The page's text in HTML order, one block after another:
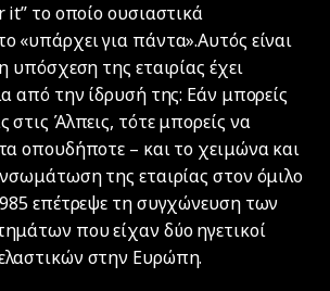
το οποίο ουσιαστικά
«υπάρχει για πάντα».Αυτός είναι
υπόσχεση της εταιρίας έχει
από την ίδρυσή της: Εάν μπορείς
στις Άλπεις, τότε μπορείς να
οπουδήποτε – και το χειμώνα και
της εταιρίας στον όμιλο
επέτρεψε τη συγχώνευση των
που είχαν δύο ηγετικοί
στην Ευρώπη.